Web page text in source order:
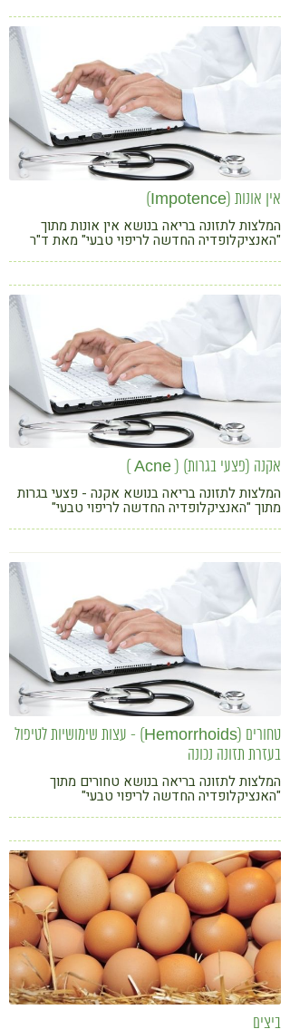
מהגוף.
אין אונות (Impotence)
המלצות לתזונה בריאה בנושא אין אונות מתוך
"האנציקלופדיה החדשה לריפוי טבעי" מאת ד"ר
בהוצאת פוקוס
אקנה (פצעי בגרות) ( Acne )
המלצות לתזונה בריאה בנושא אקנה - פצעי בגרות
מתוך "האנציקלופדיה החדשה לריפוי טבעי"
טחורים (Hemorrhoids) - עצות שימושיות לטיפול
בעזרת תזונה נכונה
המלצות לתזונה בריאה בנושא טחורים מתוך
"האנציקלופדיה החדשה לריפוי טבעי"
ביצים